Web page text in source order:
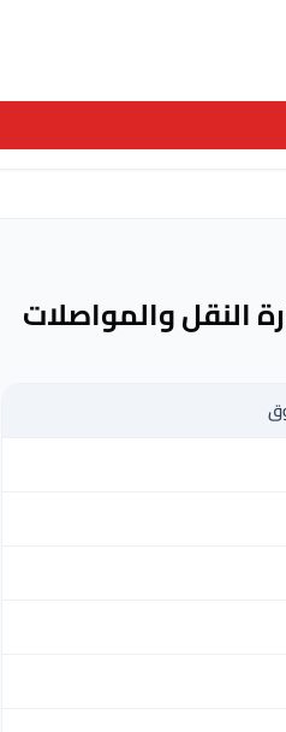
النقل والمواصلات